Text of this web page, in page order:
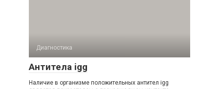
Диагностика
Антитела igg
Наличие в организме положительных антител igg